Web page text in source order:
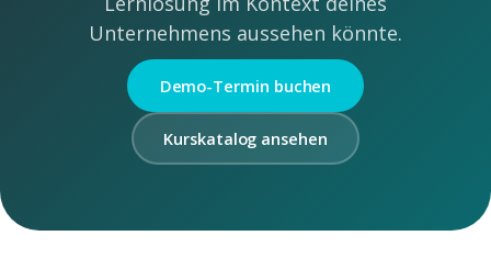
Unternehmens aussehen könnte.
Demo-Termin buchen
Kurskatalog ansehen